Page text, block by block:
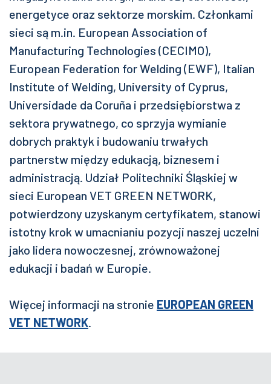
energetyce oraz sektorze morskim. Członkami
sieci są m.in. European Association of
Manufacturing Technologies (CECIMO),
European Federation for Welding (EWF), Italian
Institute of Welding, University of Cyprus,
Universidade da Coruña i przedsiębiorstwa z
sektora prywatnego, co sprzyja wymianie
dobrych praktyk i budowaniu trwałych
partnerstw między edukacją, biznesem i
administracją. Udział Politechniki Śląskiej w
sieci European VET GREEN NETWORK,
potwierdzony uzyskanym certyfikatem, stanowi
istotny krok w umacnianiu pozycji naszej uczelni
jako lidera nowoczesnej, zrównoważonej
edukacji i badań w Europie.
Więcej informacji na stronie EUROPEAN GREEN
VET NETWORK.